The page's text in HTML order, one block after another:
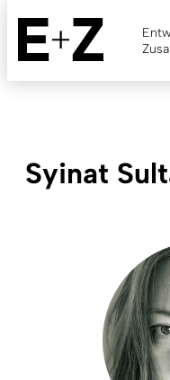
Skip
main
content
Syinat